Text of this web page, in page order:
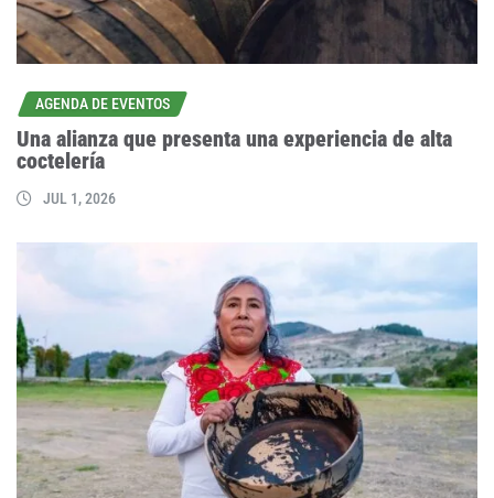
AGENDA DE EVENTOS
Una alianza que presenta una experiencia de alta
coctelería
JUL 1, 2026